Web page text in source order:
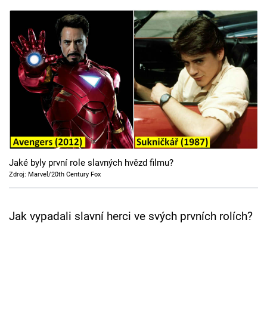
Filmy
Seriály
Hry
Cool Esport
Pořady
Sledujte prima+
Přihlášení
Jaké byly první role slavných hvězd filmu?
Zdroj: Marvel/20th Century Fox
Jak vypadali slavní herci ve svých prvních rolích?